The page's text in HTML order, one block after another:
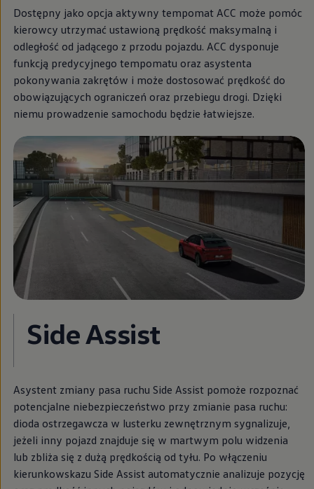
Informacje dla warsztatów
Świat Volkswagena
Volkswagen Magazine
Lifestyle
Eksploatacja
Samochody hybrydowe
SUV-y
Elektromobilność
Rozwój
Technologia
Nowy samochód krok po kroku – poradnik
Samochody ekonomiczne i ekologiczne
Technologie i bezpieczeństwo
Odwiedź Volkswagen Home
Warto wybrać Volkswagena
Infolinia Volkswagen
Podcast Elektrycznie Tematyczni
Umów się na Serwis
Newsletter ID.
Społeczność Volkswagena
Znajdź Dealera
Zapisz się na jazdę próbną
Dostępny jako opcja aktywny tempomat ACC może pomóc
kierowcy utrzymać ustawioną prędkość maksymalną i
odległość od jadącego z przodu pojazdu. ACC dysponuje
funkcją predycyjnego tempomatu oraz asystenta
pokonywania zakrętów i może dostosować prędkość do
obowiązujących ograniczeń oraz przebiegu drogi. Dzięki
niemu prowadzenie samochodu będzie łatwiejsze.
Side Assist
Asystent zmiany pasa ruchu Side Assist pomoże rozpoznać
potencjalne niebezpieczeństwo przy zmianie pasa ruchu:
dioda ostrzegawcza w lusterku zewnętrznym sygnalizuje,
jeżeli inny pojazd znajduje się w martwym polu widzenia
lub zbliża się z dużą prędkością od tyłu. Po włączeniu
kierunkowskazu Side Assist automatycznie analizuje pozycję